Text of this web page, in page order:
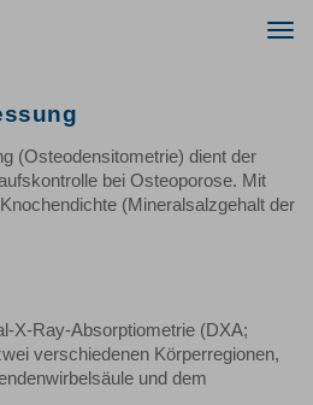
(Osteodensitometrie) dient der
bei Osteoporose. Mit
(Mineralsalzgehalt der
X-Ray-Absorptiometrie (DXA;
verschiedenen Körperregionen,
und dem